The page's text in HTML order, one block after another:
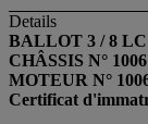
Details
BALLOT 3 / 8
CHÂSSIS N° 1006
MOTEUR N°
Certificat